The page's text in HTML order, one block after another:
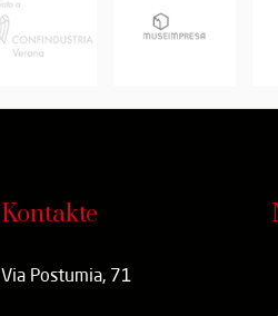
Kontakte
Via Postumia, 71